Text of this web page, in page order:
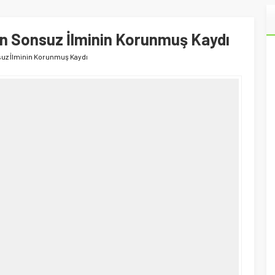
Sonsuz İlminin Korunmuş Kaydı
İlminin Korunmuş Kaydı